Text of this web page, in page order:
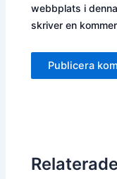
webbplats i
skriver en